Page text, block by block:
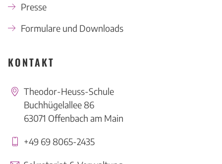
Presse
Formulare und Downloads
KONTAKT
Theodor-Heuss-Schule
Buchhügelallee 86
63071 Offenbach am Main
+49 69 8065-2435